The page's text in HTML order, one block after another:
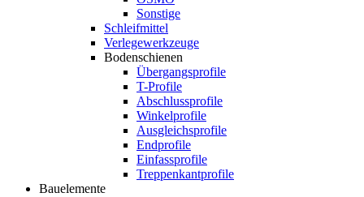
Sonstige
Schleifmittel
Verlegewerkzeuge
Bodenschienen
Übergangsprofile
T-Profile
Abschlussprofile
Winkelprofile
Ausgleichsprofile
Endprofile
Einfassprofile
Treppenkantprofile
Bauelemente